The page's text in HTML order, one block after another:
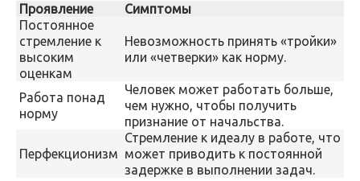
Проявление
Симптомы
Постоянное
стремление к
высоким
оценкам
Невозможность принять «тройки»
или «четверки» как норму.
Работа понад
норму
Человек может работать больше,
чем нужно, чтобы получить
признание от начальства.
Перфекционизм
Стремление к идеалу в работе, что
может приводить к постоянной
задержке в выполнении задач.